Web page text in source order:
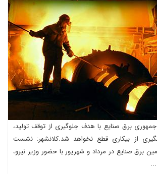
برق صنایع با هدف جلوگیری از توقف تولید،
از بیکاری قطع نخواهد شد.کلانشهر: نشست
برق صنایع در مرداد و شهریور با حضور وزیر نیرو،